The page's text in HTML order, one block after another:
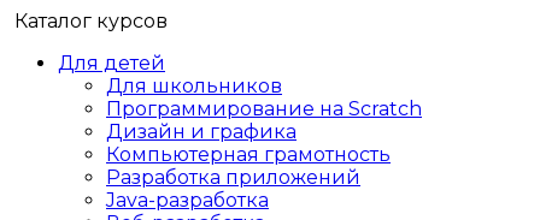
Каталог курсов
Для детей
Для школьников
Программирование на Scratch
Дизайн и графика
Компьютерная грамотность
Разработка приложений
Java-разработка